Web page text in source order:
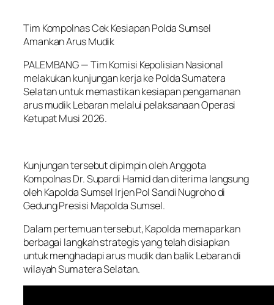
Tim Kompolnas Cek Kesiapan Polda Sumsel
Amankan Arus Mudik
PALEMBANG — Tim Komisi Kepolisian Nasional
melakukan kunjungan kerja ke Polda Sumatera
Selatan untuk memastikan kesiapan pengamanan
arus mudik Lebaran melalui pelaksanaan Operasi
Ketupat Musi 2026.
Kunjungan tersebut dipimpin oleh Anggota
Kompolnas Dr. Supardi Hamid dan diterima langsung
oleh Kapolda Sumsel Irjen Pol Sandi Nugroho di
Gedung Presisi Mapolda Sumsel.
Dalam pertemuan tersebut, Kapolda memaparkan
berbagai langkah strategis yang telah disiapkan
untuk menghadapi arus mudik dan balik Lebaran di
wilayah Sumatera Selatan.